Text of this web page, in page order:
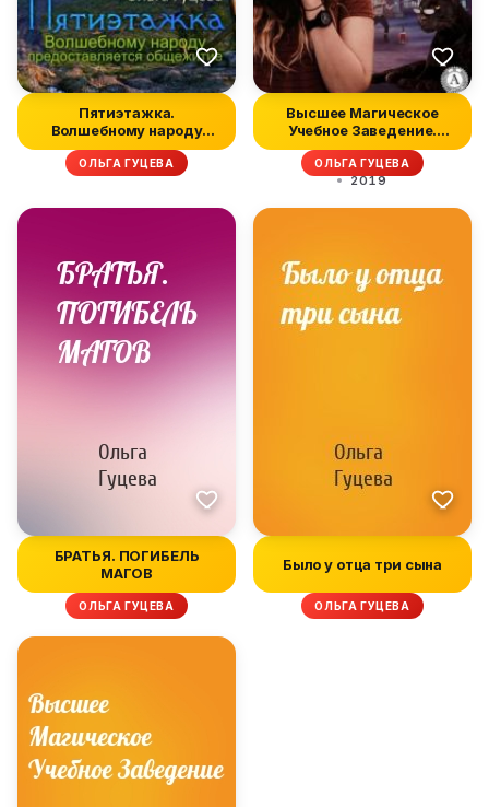
Пятиэтажка.
Волшебному народу
предоставляется обще...
ОЛЬГА ГУЦЕВА
Высшее Магическое
Учебное Заведение.
Дилогия
ОЛЬГА ГУЦЕВА
2019
БРАТЬЯ. ПОГИБЕЛЬ
МАГОВ
ОЛЬГА ГУЦЕВА
Было у отца три сына
ОЛЬГА ГУЦЕВА